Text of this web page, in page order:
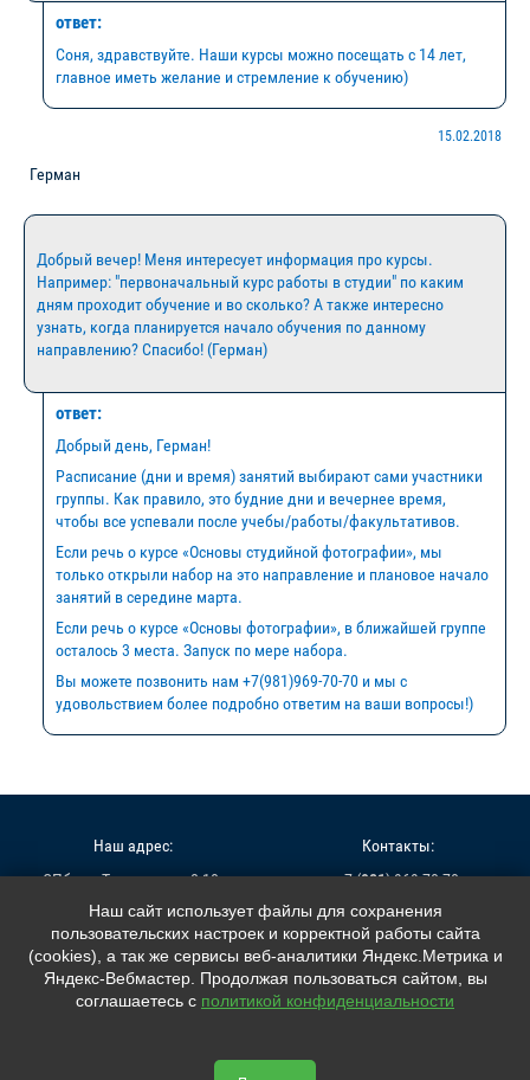
ответ:
Соня, здравствуйте. Наши курсы можно посещать с 14 лет,
главное иметь желание и стремление к обучению)
Герман
15.02.2018
Добрый вечер! Меня интересует информация про курсы.
Например: "первоначальный курс работы в студии" по каким
дням проходит обучение и во сколько? А также интересно
узнать, когда планируется начало обучения по данному
направлению? Спасибо! (Герман)
ответ:
Добрый день, Герман!
Расписание (дни и время) занятий выбирают сами участники
группы. Как правило, это будние дни и вечернее время,
чтобы все успевали после учебы/работы/факультативов.
Если речь о курсе «Основы студийной фотографии», мы
только открыли набор на это направление и плановое начало
занятий в середине марта.
Если речь о курсе «Основы фотографии», в ближайшей группе
осталось 3 места. Запуск по мере набора.
Вы можете позвонить нам +7(981)969-70-70 и мы с
удовольствием более подробно ответим на ваши вопросы!)
sabotage.wtf © 2026
Наш адрес:
СПб, ул. Тележная д. 8-10,
1 подъезд (вход с улицы), 4 этаж
Контакты:
+7 (981) 969-70-70
+7 (981) 989-60-60
info@savinas-group.com
Наш сайт использует файлы для сохранения
пользовательских настроек и корректной работы сайта
(cookies), а так же сервисы веб-аналитики Яндекс.Метрика и
Яндекс-Вебмастер. Продолжая пользоваться сайтом, вы
соглашаетесь с политикой конфиденциальности